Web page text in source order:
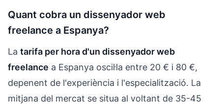
Quant cobra un dissenyador web
freelance a Espanya?
La tarifa per hora d'un dissenyador web
freelance a Espanya oscil·la entre 20 € i 80 €,
depenent de l'experiència i l'especialització. La
mitjana del mercat se situa al voltant de 35-45